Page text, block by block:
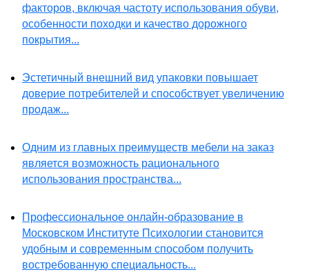
факторов, включая частоту использования обуви,
особенности походки и качество дорожного
покрытия...
Эстетичный внешний вид упаковки повышает
доверие потребителей и способствует увеличению
продаж...
Одним из главных преимуществ мебели на заказ
является возможность рационального
использования пространства...
Профессиональное онлайн-образование в
Московском Институте Психологии становится
удобным и современным способом получить
востребованную специальность...